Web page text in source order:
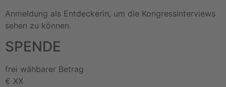
Anmeldung als Entdeckerin, um die Kongressinterviews
sehen zu können.
SPENDE
frei wähbarer Betrag
€ XX